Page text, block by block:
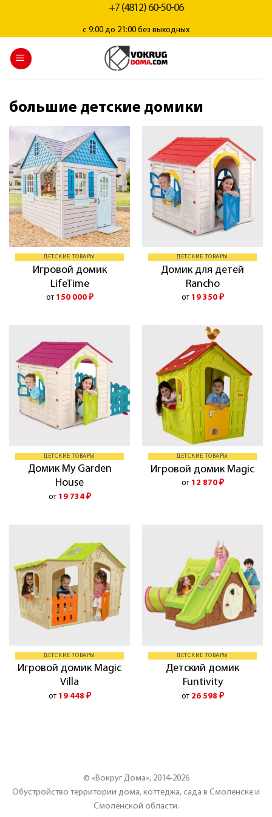
+7 (4812) 60-50-06
с 9:00 до 21:00 без выходных
большие детские домики
ДЕТСКИЕ ТОВАРЫ
Игровой домик
LifeTime
от 150 000 ₽
ДЕТСКИЕ ТОВАРЫ
Домик для детей
Rancho
от 19 350 ₽
ДЕТСКИЕ ТОВАРЫ
Домик My Garden
House
от 19 734 ₽
ДЕТСКИЕ ТОВАРЫ
Игровой домик Magic
от 12 870 ₽
ДЕТСКИЕ ТОВАРЫ
Игровой домик Magic
Villa
от 19 448 ₽
ДЕТСКИЕ ТОВАРЫ
Детский домик
Funtivity
от 26 598 ₽
© «Вокруг Дома», 2014-2026
Обустройство территории дома, коттеджа, сада в Смоленске и
Смоленской области.